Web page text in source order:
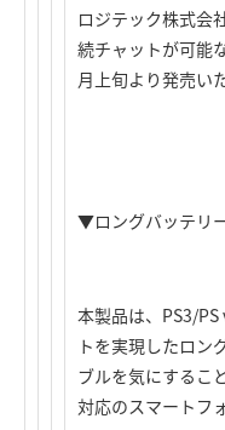
ロジテック株式会
続チャットが可能
月上旬より発売い
▼ロングバッテリ
本製品は、PS3/
トを実現したロン
ブルを気にするこ
対応のスマートフ